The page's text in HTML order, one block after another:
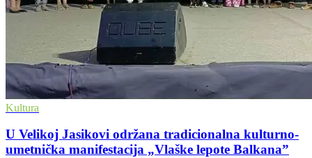
Kultura
U Velikoj Jasikovi održana tradicionalna kulturno-
umetnička manifestacija „Vlaške lepote Balkana”